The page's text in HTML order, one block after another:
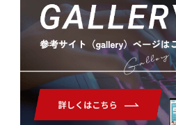
Gallery